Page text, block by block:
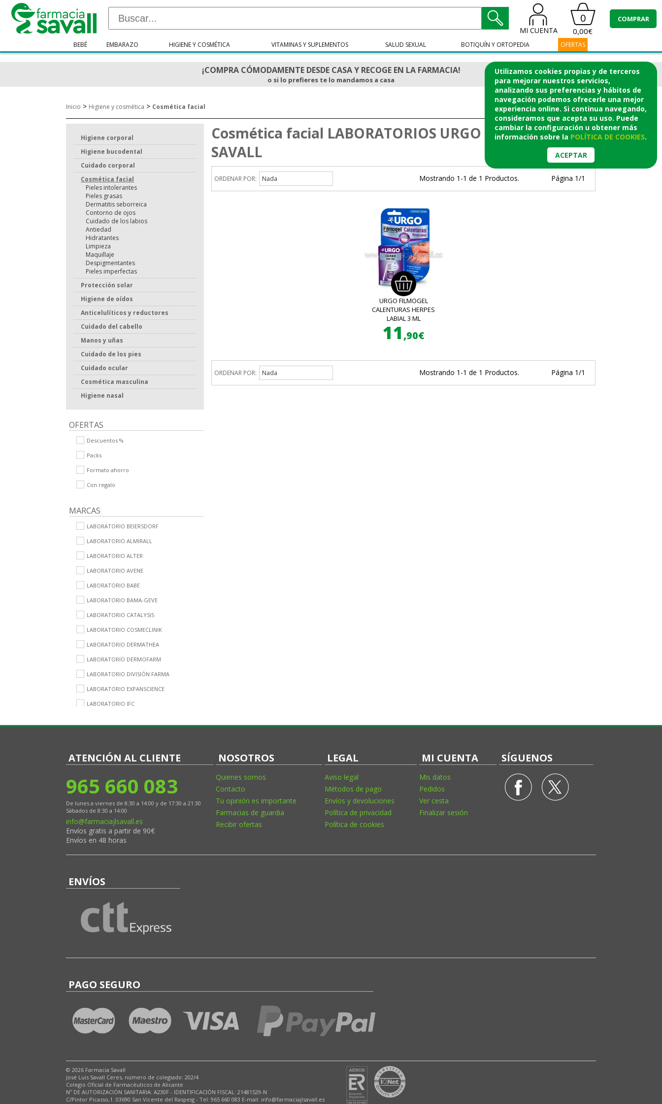
Utilizamos cookies propias y de terceros
para mejorar nuestros servicios,
analizando sus preferencias y hábitos de
navegación podemos ofrecerle una mejor
experiencia online. Si continua navegando,
consideramos que acepta su uso. Puede
cambiar la configuración u obtener más
información sobre la POLÍTICA DE COOKIES.
ACEPTAR
MI CUENTA
0
0,00€
COMPRAR
BEBÉ EMBARAZO HIGIENE Y COSMÉTICA VITAMINAS Y SUPLEMENTOS SALUD SEXUAL BOTIQUÍN Y ORTOPEDIA OFERTAS
¡COMPRA CÓMODAMENTE DESDE CASA Y RECOGE EN LA FARMACIA!
o si lo prefieres te lo mandamos a casa
Inicio > Higiene y cosmética > Cosmética facial
Higiene corporal
Higiene bucodental
Cuidado corporal
Cosmética facial
Pieles intolerantes
Pieles grasas
Dermatitis seborreica
Contorno de ojos
Cuidado de los labios
Antiedad
Hidratantes
Limpieza
Maquillaje
Despigmentantes
Pieles imperfectas
Protección solar
Higiene de oídos
Anticelulíticos y reductores
Cuidado del cabello
Manos y uñas
Cuidado de los pies
Cuidado ocular
Cosmética masculina
Higiene nasal
OFERTAS
Descuentos %
Packs
Formato ahorro
Con regalo
MARCAS
LABORATORIO BEIERSDORF
LABORATORIO ALMIRALL
LABORATORIO ALTER
LABORATORIO AVENE
LABORATORIO BABE
LABORATORIO BAMA-GEVE
LABORATORIO CATALYSIS
LABORATORIO COSMECLINIK
LABORATORIO DERMATHEA
LABORATORIO DERMOFARM
LABORATORIO DIVISIÓN FARMA
LABORATORIO EXPANSCIENCE
LABORATORIO IFC
LABORATORIO LUTSINE
LABORATORIO NICOLICH
LABORATORIO PIERRE FABRE
LABORATORIO SINCLAIR
LABORATORIO TALIKA
LABORATORIOS BIODERMA
LABORATORIOS CINFA
LABORATORIOS GALDERMA
LABORATORIOS LETI
LABORATORIOS MEDA
LABORATORIOS PRIMA-DERM
LABORATORIOS UNIPHARMA
LABORATORIOS URGO
OZOAQUA S.L.
Cosmética facial LABORATORIOS URGO FARMACIA
SAVALL
ORDENAR POR: Nada Mostrando 1-1 de 1 Productos. Página 1/1
URGO FILMOGEL
CALENTURAS HERPES
LABIAL 3 ML
11 ,90€
ORDENAR POR: Nada Mostrando 1-1 de 1 Productos. Página 1/1
ATENCIÓN AL CLIENTE
965 660 083
De lunes a viernes de 8:30 a 14:00 y de 17:30 a 21:30
Sábados de 8:30 a 14:00
info@farmaciajlsavall.es
Envíos gratis a partir de 90€
Envíos en 48 horas
NOSOTROS
Quienes somos
Contacto
Tu opinión es importante
Farmacias de guardia
Recibir ofertas
LEGAL
Aviso legal
Métodos de pago
Envíos y devoluciones
Política de privacidad
Política de cookies
MI CUENTA
Mis datos
Pedidos
Ver cesta
Finalizar sesión
SÍGUENOS
ENVÍOS
PAGO SEGURO
© 2026 Farmacia Savall
José Luis Savall Ceres, número de colegiado: 202/4
Colegio Oficial de Farmacéuticos de Alicante
Nº DE AUTORIZACIÓN SANITARIA: A230F - IDENTIFICACIÓN FISCAL: 21481529-N
C/Pintor Picasso,1. 03690 San Vicente del Raspeig - Tel: 965 660 083 E-mail: info@farmaciajlsavall.es